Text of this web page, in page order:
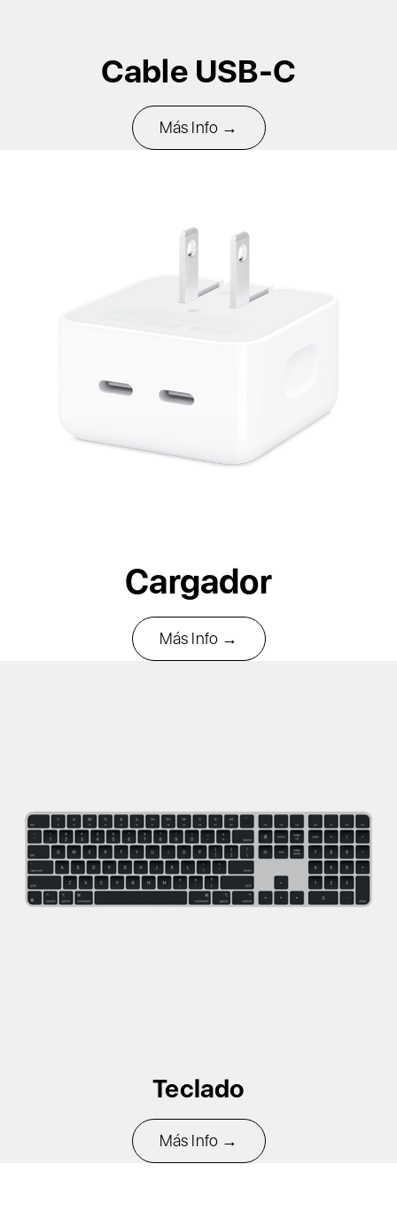
Cable USB-C
Más Info →
Cargador
Más Info →
Teclado
Más Info →